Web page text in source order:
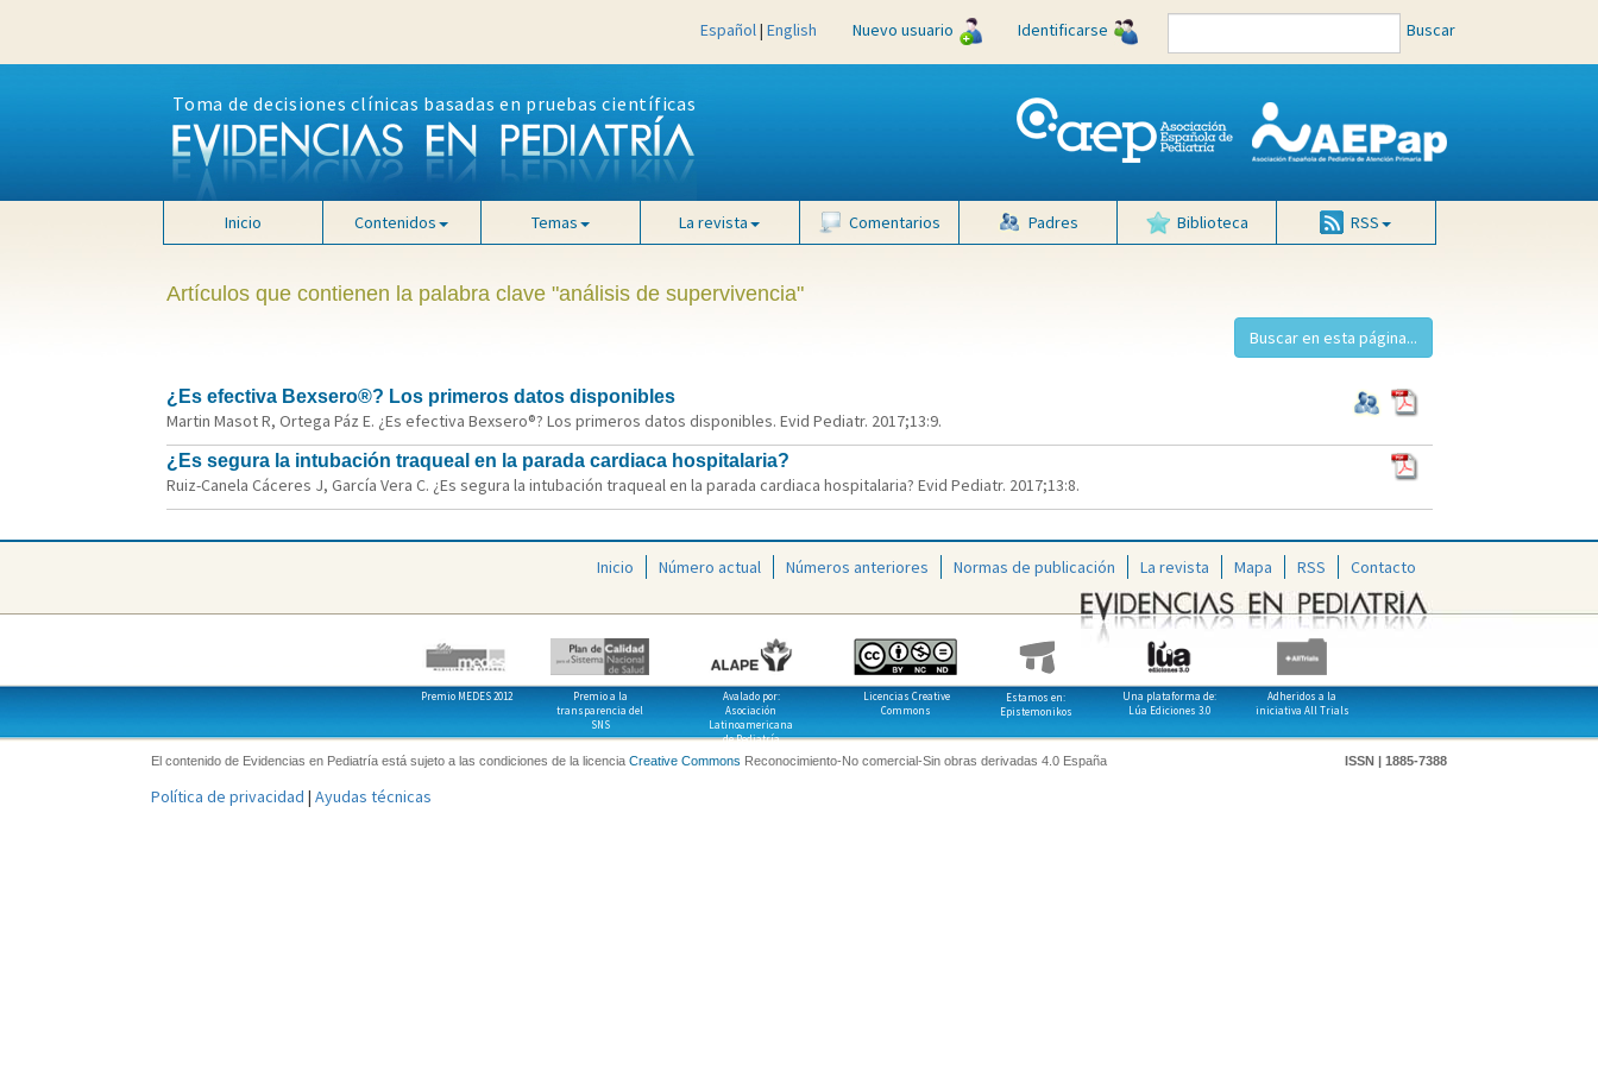
Español| English Nuevo usuario Identificarse Buscar
Toma de decisiones clínicas basadas en pruebas científicas
Inicio Contenidos Temas La revista Comentarios Padres Biblioteca RSS
Artículos que contienen la palabra clave "análisis de supervivencia"
¿Es efectiva Bexsero®? Los primeros datos disponibles
Martin Masot R, Ortega Páz E. ¿Es efectiva Bexsero®? Los primeros datos disponibles. Evid Pediatr. 2017;13:9.
¿Es segura la intubación traqueal en la parada cardiaca hospitalaria?
Ruiz-Canela Cáceres J, García Vera C. ¿Es segura la intubación traqueal en la parada cardiaca hospitalaria? Evid Pediatr. 2017;13:8.
Inicio Número actual Números anteriores Normas de publicación La revista Mapa RSS Contacto
Premio MEDES 2012
Premio a la
transparencia del
SNS
Avalado por:
Asociación
Latinoamericana
de Pediatría
Licencias Creative
Commons
Estamos en:
Epistemonikos
Una plataforma de:
Lúa Ediciones 3.0
Adheridos a la
iniciativa All Trials
El contenido de Evidencias en Pediatría está sujeto a las condiciones de la licencia Creative Commons Reconocimiento-No comercial-Sin obras derivadas 4.0 España ISSN | 1885-7388
Política de privacidad | Ayudas técnicas